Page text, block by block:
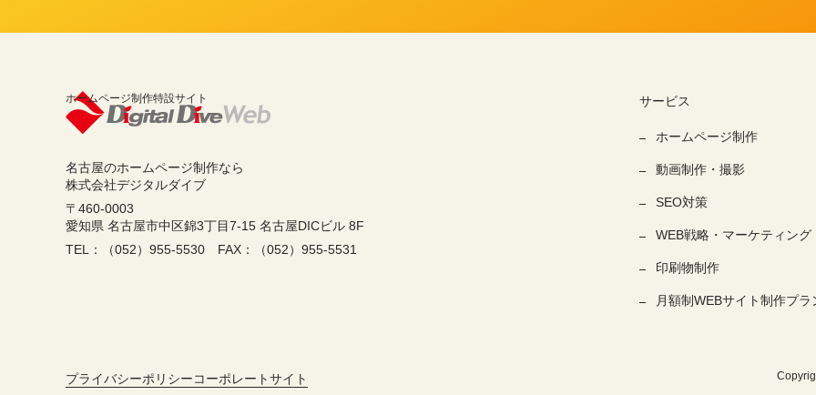
ホームページ制作特設サイト
名古屋のホームページ制作なら
株式会社デジタルダイブ
〒460-0003
愛知県 名古屋市中区錦3丁目7-15 名古屋DICビル 8F
TEL：（052）955-5530 FAX：（052）955-5531
サービス
ホームページ制作
動画制作・撮影
SEO対策
WEB戦略・マーケティング
印刷物制作
月額制WEBサイト制作プラ
プライバシーポリシーコーポレートサイト